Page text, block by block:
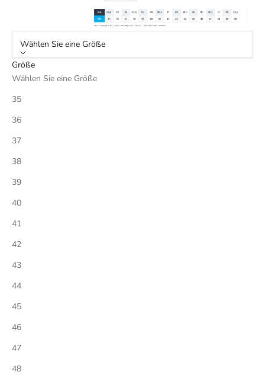
Wählen Sie eine Größe
Größe
Wählen Sie eine Größe
35
36
37
38
39
40
41
42
43
44
45
46
47
48